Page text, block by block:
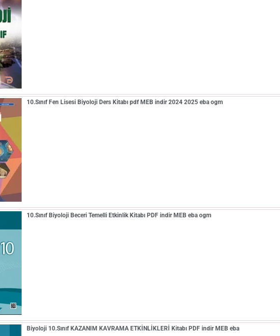
10.Sınıf Fen Lisesi Biyoloji Ders Kitabı pdf MEB indir 2024 2025 eba ogm
10.Sınıf Biyoloji Beceri Temelli Etkinlik Kitabı PDF indir MEB eba ogm
Biyoloji 10.Sınıf KAZANIM KAVRAMA ETKİNLİKLERİ Kitabı PDF indir MEB eba